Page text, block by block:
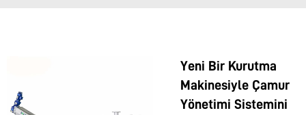
Yeni Bir Kurutma
Makinesiyle Çamur
Yönetimi Sistemini